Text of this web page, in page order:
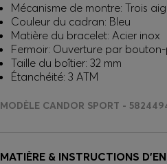
Mécanisme de montre: Trois
Couleur du cadran: Bleu
Matière du bracelet: Acier inox
Fermoir: Ouverture par
Taille du boîtier: 32 mm
Étanchéité: 3 ATM
MODÈLE CANDOR SPORT -
MATIÈRE & INSTRUCTIONS